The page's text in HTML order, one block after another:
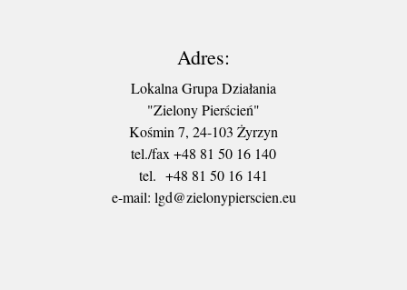
Adres:
Lokalna Grupa Działania
"Zielony Pierścień"
Kośmin 7, 24-103 Żyrzyn
tel./fax +48 81 50 16 140
tel. +48 81 50 16 141
​e-mail: lgd@zielonypierscien.eu